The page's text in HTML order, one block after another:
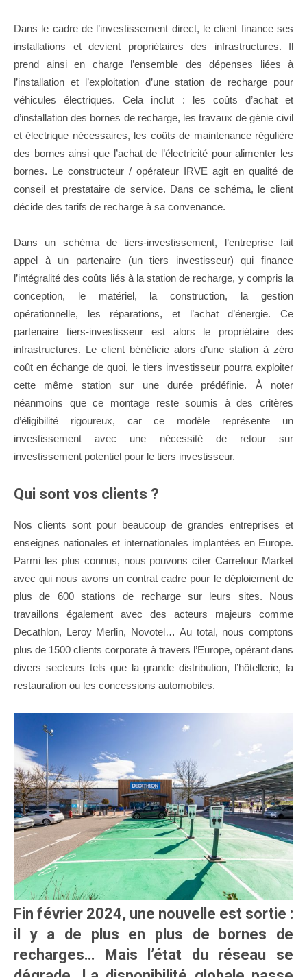
Dans le cadre de l’investissement direct, le client finance ses
installations et devient propriétaires des infrastructures. Il
prend ainsi en charge l’ensemble des dépenses liées à
l’installation et l’exploitation d’une station de recharge pour
véhicules électriques. Cela inclut : les coûts d’achat et
d’installation des bornes de recharge, les travaux de génie civil
et électrique nécessaires, les coûts de maintenance régulière
des bornes ainsi que l’achat de l’électricité pour alimenter les
bornes. Le constructeur / opérateur IRVE agit en qualité de
conseil et prestataire de service. Dans ce schéma, le client
décide des tarifs de recharge à sa convenance.
Dans un schéma de tiers-investissement, l’entreprise fait
appel à un partenaire (un tiers investisseur) qui finance
l’intégralité des coûts liés à la station de recharge, y compris la
conception, le matériel, la construction, la gestion
opérationnelle, les réparations, et l’achat d’énergie. Ce
partenaire tiers-investisseur est alors le propriétaire des
infrastructures. Le client bénéficie alors d’une station à zéro
coût en échange de quoi, le tiers investisseur pourra exploiter
cette même station sur une durée prédéfinie. À noter
néanmoins que ce montage reste soumis à des critères
d’éligibilité rigoureux, car ce modèle représente un
investissement avec une nécessité de retour sur
investissement potentiel pour le tiers investisseur.
Qui sont vos clients ?
Nos clients sont pour beaucoup de grandes entreprises et
enseignes nationales et internationales implantées en Europe.
Parmi les plus connus, nous pouvons citer Carrefour Market
avec qui nous avons un contrat cadre pour le déploiement de
plus de 600 stations de recharge sur leurs sites. Nous
travaillons également avec des acteurs majeurs comme
Decathlon, Leroy Merlin, Novotel… Au total, nous comptons
plus de 1500 clients corporate à travers l’Europe, opérant dans
divers secteurs tels que la grande distribution, l’hôtellerie, la
restauration ou les concessions automobiles.
Fin février 2024, une nouvelle est sortie :
il y a de plus en plus de bornes de
recharges… Mais l’état du réseau se